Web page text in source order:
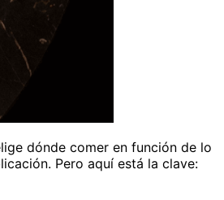
dónde comer en función de lo
Pero aquí está la clave: